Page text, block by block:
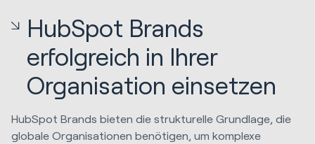
HubSpot Brands
erfolgreich in Ihrer
Organisation einsetzen
HubSpot Brands bieten die strukturelle Grundlage, die
globale Organisationen benötigen, um komplexe